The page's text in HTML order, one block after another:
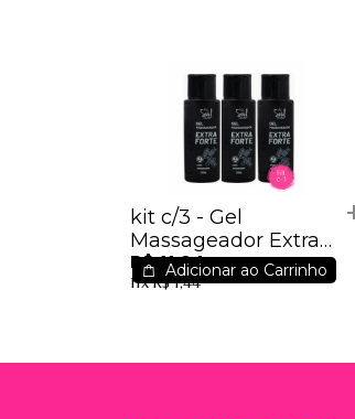
kit c/3 - Gel
Massageador Extra
Forte Soul
Cosméticos
R$ 11,94
11xR$ 1,44
Adicionar ao Carrinho